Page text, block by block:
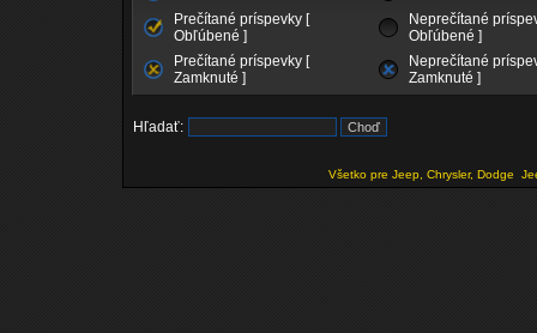
Prečítané príspevky [
Obľúbené ]
Neprečítané
Obľúbené ]
Prečítané príspevky [
Zamknuté ]
Neprečítané
Zamknuté ]
Hľadať:
Všetko pre Jeep, Chrysler, Dodge